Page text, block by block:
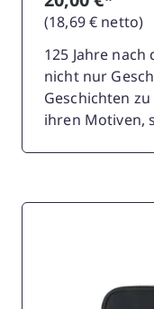
(18,69 € netto)
125 Jahre
nicht nur
Geschichten
ihren Motiven,
Ereignissen,